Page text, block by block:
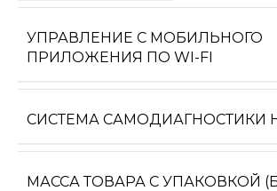
УПРАВЛЕНИЕ C МОБИЛЬНОГО
ПРИЛОЖЕНИЯ ПО WI-FI
СИСТЕМА САМОДИАГНОСТИКИ
МАССА ТОВАРА С УПАКОВКОЙ